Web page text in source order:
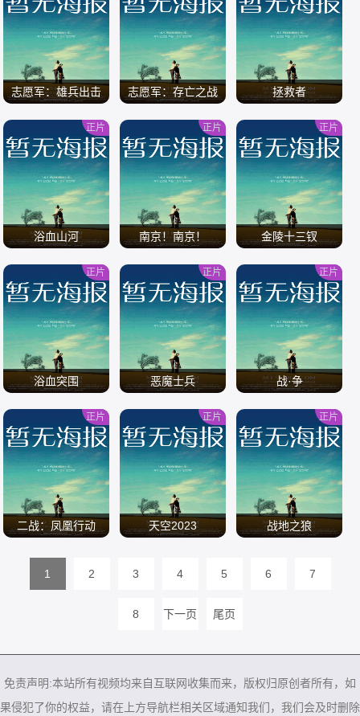
/ / /
志愿军：雄兵出击
/
志愿军：存亡之战
/
拯救者
/
浴血山河
/
正片
南京！南京！
/
正片
金陵十三钗
/
正片
浴血突围
/
正片
恶魔士兵
/
正片
战·争
/
正片
二战：凤凰行动
正片
天空2023
正片
战地之狼
正片
1 2 3 4 5 6 7
8 下一页 尾页
免责声明:本站所有视频均来自互联网收集而来，版权归原创者所有，如
果侵犯了你的权益，请在上方导航栏相关区域通知我们，我们会及时删除